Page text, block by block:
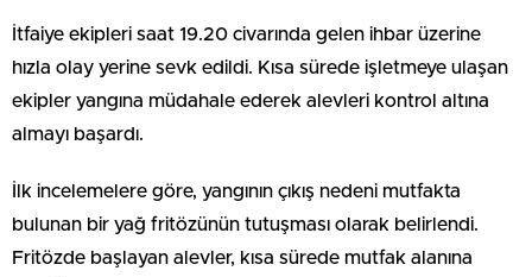
İtfaiye ekipleri saat 19.20 civarında gelen ihbar üzerine
hızla olay yerine sevk edildi. Kısa sürede işletmeye ulaşan
ekipler yangına müdahale ederek alevleri kontrol altına
almayı başardı.
İlk incelemelere göre, yangının çıkış nedeni mutfakta
bulunan bir yağ fritözünün tutuşması olarak belirlendi.
Fritözde başlayan alevler, kısa sürede mutfak alanına